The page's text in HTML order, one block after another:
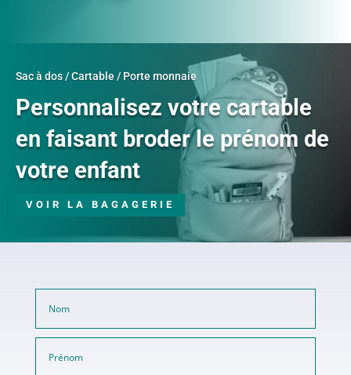
Sac à dos / Cartable / Porte monnaie
Personnalisez votre cartable
en faisant broder le prénom de
votre enfant
VOIR LA BAGAGERIE